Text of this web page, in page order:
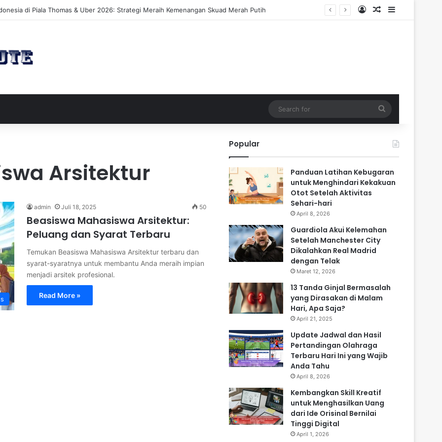
Perluasan Lahan 65 Hektar untuk Pengembangan Sektor Wisata Log InRandom Article
Sidebar
for
Arsitektur
admin Juli 18, 2025 50
Beasiswa Mahasiswa Arsitektur:
Peluang dan Syarat Terbaru
Temukan Beasiswa Mahasiswa Arsitektur terbaru dan
syarat-syaratnya untuk membantu Anda meraih impian
menjadi arsitek profesional.
Read More »
Popular
Panduan Latihan Kebugaran
untuk Menghindari Kekakuan
Otot Setelah Aktivitas
Sehari-hari
April 8, 2026
Guardiola Akui Kelemahan
Setelah Manchester City
Dikalahkan Real Madrid
dengan Telak
Maret 12, 2026
13 Tanda Ginjal Bermasalah
yang Dirasakan di Malam
Hari, Apa Saja?
April 21, 2025
Update Jadwal dan Hasil
Pertandingan Olahraga
Terbaru Hari Ini yang Wajib
Anda Tahu
April 8, 2026
Kembangkan Skill Kreatif
untuk Menghasilkan Uang
dari Ide Orisinal Bernilai
Tinggi Digital
April 1, 2026